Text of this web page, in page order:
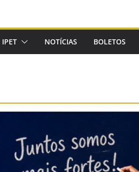
IPET NOTÍCIAS BOLETOS